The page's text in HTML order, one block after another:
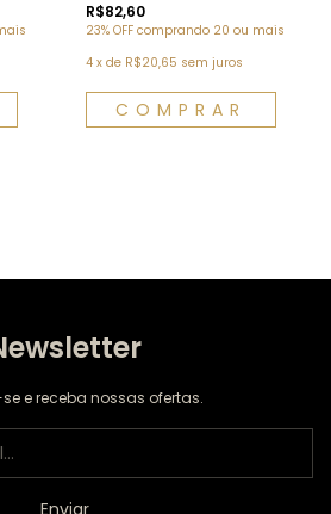
R$82,60
23% OFF comprando 20 ou mais
4 x de R$20,65 sem juros
e receba nossas ofertas.